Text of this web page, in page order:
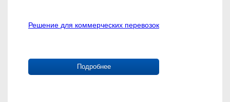
Решение для коммерческих перевозок
Подробнее